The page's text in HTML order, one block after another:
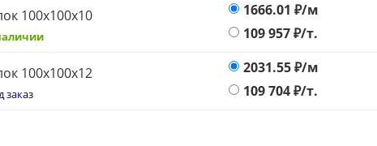
100х100х10 1666.01 ₽/м
109 957₽/т.
100х100х12
заказ
2031.55₽/м
109 704₽/т.